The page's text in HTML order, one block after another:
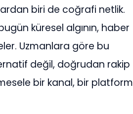
biri de coğrafi netlik.
küresel algının, haber
Uzmanlara göre bu
değil, doğrudan rakip
bir kanal, bir platform